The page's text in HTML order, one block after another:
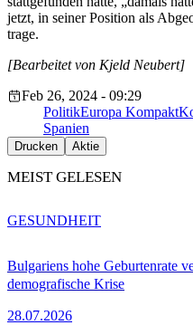
jetzt, in seiner Position als
trage.
[Bearbeitet von Kjeld Neubert]
Feb 26, 2024 - 09:29
PolitikEuropa Kompakt
Spanien
Drucken Aktie
MEIST GELESEN
Bulgariens hohe Geburtenrate
demografische Krise
28.07.2026
GESUNDHEIT